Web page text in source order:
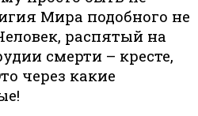
Мира подобного не
распятый на
смерти – кресте,
через какие